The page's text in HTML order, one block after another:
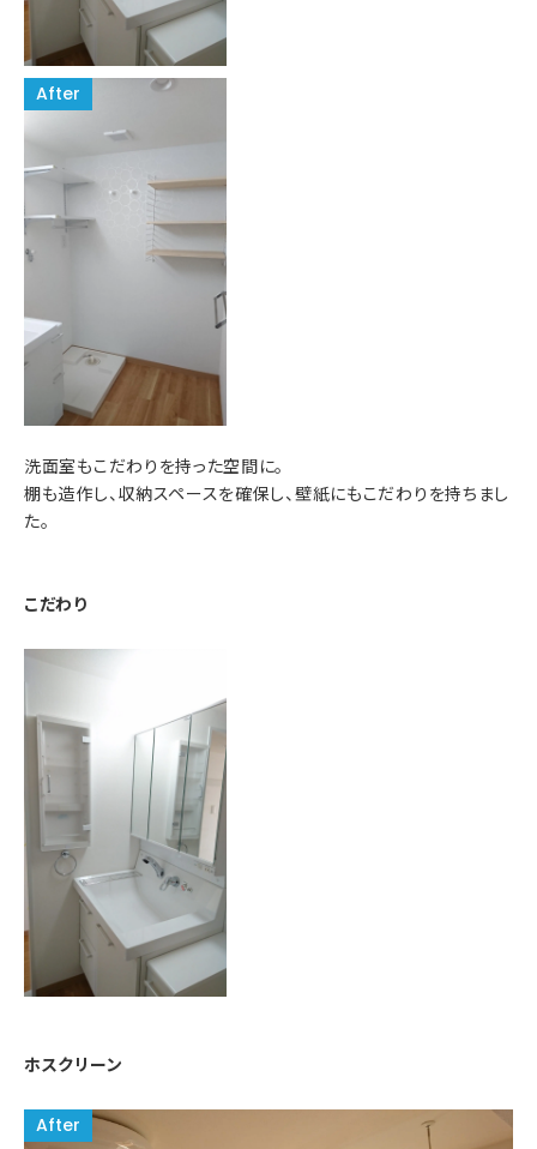
洗面室もこだわりを持った空間に。
棚も造作し、収納スペースを確保し、壁紙にもこだわりを持ちまし
た。
こだわり
ホスクリーン